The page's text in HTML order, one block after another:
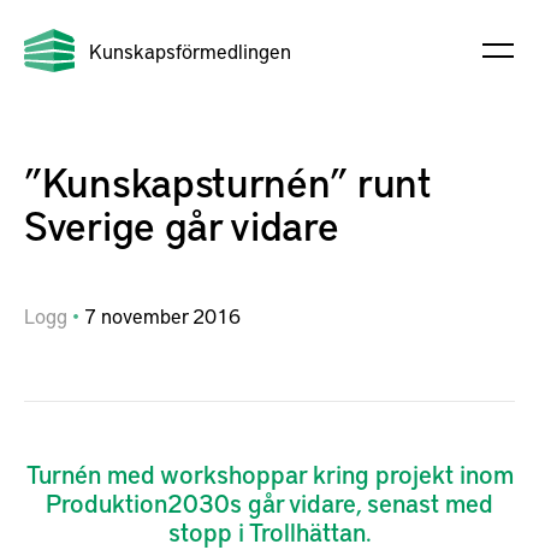
Kunskapsförmedlingen
”Kunskapsturnén” runt
Sverige går vidare
Logg 7 november 2016
Turnén med workshoppar kring projekt inom
Produktion2030s går vidare, senast med
stopp i Trollhättan.